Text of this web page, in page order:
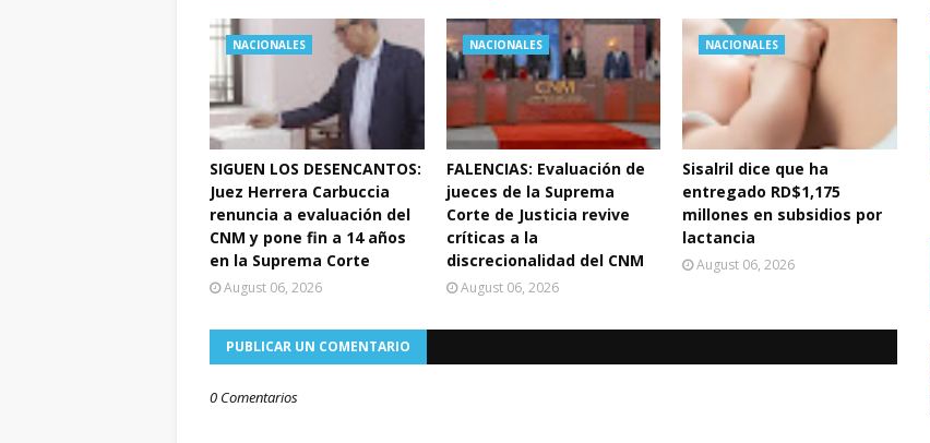
NACIONALES
SIGUEN LOS DESENCANTOS:
Juez Herrera Carbuccia
renuncia a evaluación del
CNM y pone fin a 14 años
en la Suprema Corte
August 06, 2026
NACIONALES
FALENCIAS: Evaluación de
jueces de la Suprema
Corte de Justicia revive
críticas a la
discrecionalidad del CNM
August 06, 2026
NACIONALES
Sisalril dice que ha
entregado RD$1,175
millones en subsidios por
lactancia
August 06, 2026
PUBLICAR UN COMENTARIO
0 Comentarios